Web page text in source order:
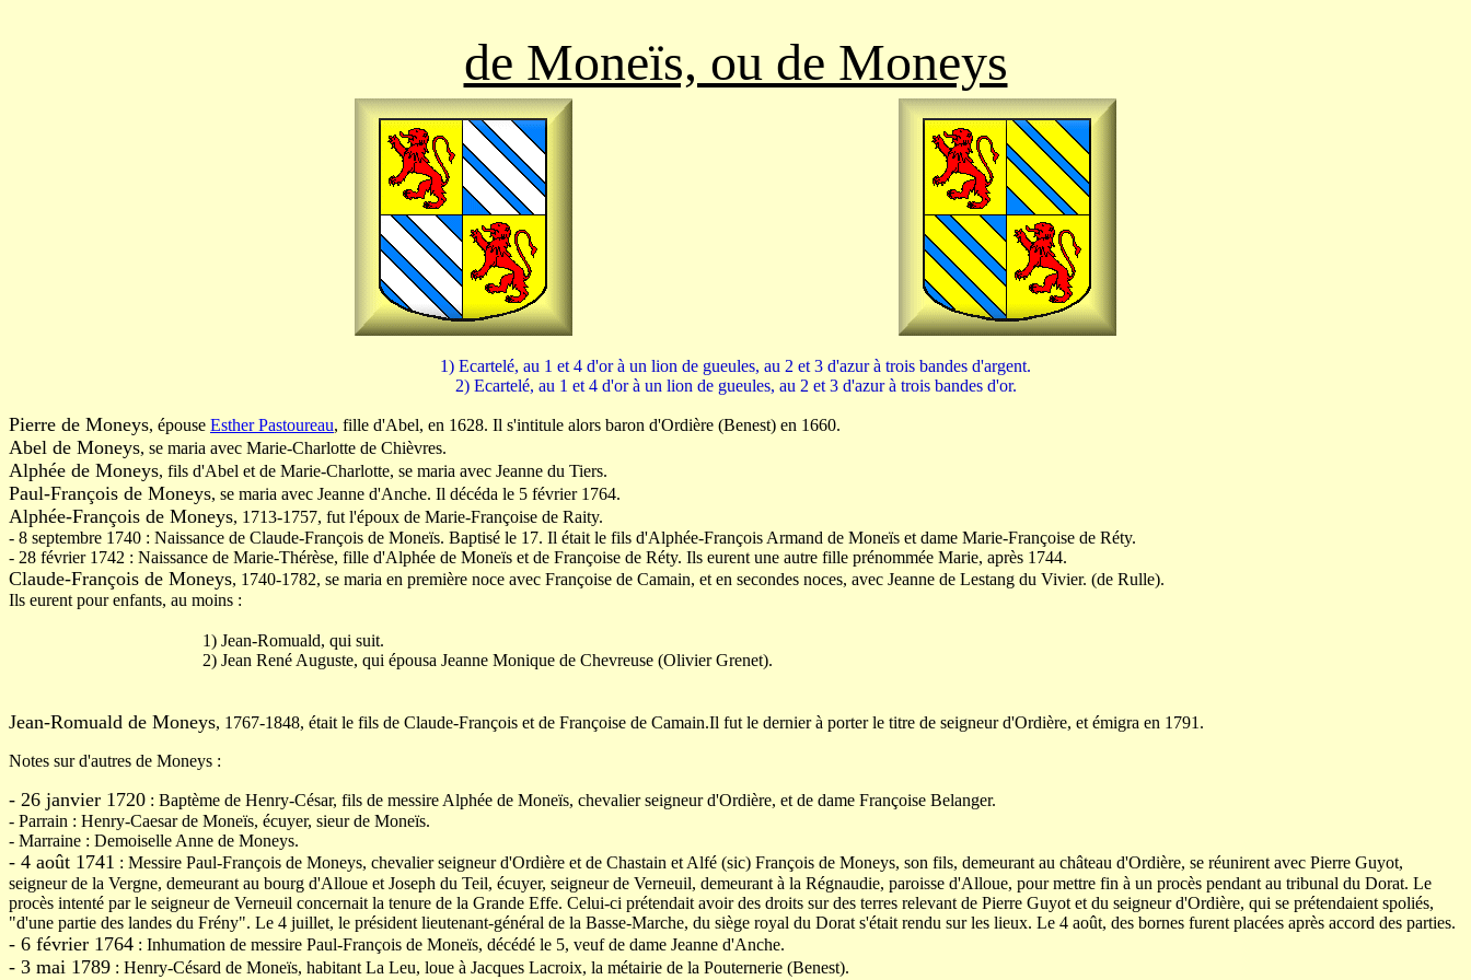
de Moneïs, ou de Moneys
1) Ecartelé, au 1 et 4 d'or à un lion de gueules, au 2 et 3 d'azur à trois bandes d'argent.
2) Ecartelé, au 1 et 4 d'or à un lion de gueules, au 2 et 3 d'azur à trois bandes d'or.
Pierre de Moneys, épouse Esther Pastoureau, fille d'Abel, en 1628. Il s'intitule alors baron d'Ordière (Benest) en 1660.
Abel de Moneys, se maria avec Marie-Charlotte de Chièvres.
Alphée de Moneys, fils d'Abel et de Marie-Charlotte, se maria avec Jeanne du Tiers.
Paul-François de Moneys, se maria avec Jeanne d'Anche. Il décéda le 5 février 1764.
Alphée-François de Moneys, 1713-1757, fut l'époux de Marie-Françoise de Raity.
- 8 septembre 1740 : Naissance de Claude-François de Moneïs. Baptisé le 17. Il était le fils d'Alphée-François Armand de Moneïs et dame Marie-Françoise de Réty.
- 28 février 1742 : Naissance de Marie-Thérèse, fille d'Alphée de Moneïs et de Françoise de Réty. Ils eurent une autre fille prénommée Marie, après 1744.
Claude-François de Moneys, 1740-1782, se maria en première noce avec Françoise de Camain, et en secondes noces, avec Jeanne de Lestang du Vivier. (de Rulle).
Ils eurent pour enfants, au moins :
1) Jean-Romuald, qui suit.
2) Jean René Auguste, qui épousa Jeanne Monique de Chevreuse (Olivier Grenet).
Jean-Romuald de Moneys, 1767-1848, était le fils de Claude-François et de Françoise de Camain.Il fut le dernier à porter le titre de seigneur d'Ordière, et émigra en 1791.
Notes sur d'autres de Moneys :
- 26 janvier 1720 : Baptème de Henry-César, fils de messire Alphée de Moneïs, chevalier seigneur d'Ordière, et de dame Françoise Belanger.
- Parrain : Henry-Caesar de Moneïs, écuyer, sieur de Moneïs.
- Marraine : Demoiselle Anne de Moneys.
- 4 août 1741 : Messire Paul-François de Moneys, chevalier seigneur d'Ordière et de Chastain et Alfé (sic) François de Moneys, son fils, demeurant au château d'Ordière, se réunirent avec Pierre Guyot,
seigneur de la Vergne, demeurant au bourg d'Alloue et Joseph du Teil, écuyer, seigneur de Verneuil, demeurant à la Régnaudie, paroisse d'Alloue, pour mettre fin à un procès pendant au tribunal du Dorat. Le
procès intenté par le seigneur de Verneuil concernait la tenure de la Grande Effe. Celui-ci prétendait avoir des droits sur des terres relevant de Pierre Guyot et du seigneur d'Ordière, qui se prétendaient spoliés,
"d'une partie des landes du Frény". Le 4 juillet, le président lieutenant-général de la Basse-Marche, du siège royal du Dorat s'était rendu sur les lieux. Le 4 août, des bornes furent placées après accord des parties.
- 6 février 1764 : Inhumation de messire Paul-François de Moneïs, décédé le 5, veuf de dame Jeanne d'Anche.
- 3 mai 1789 : Henry-Césard de Moneïs, habitant La Leu, loue à Jacques Lacroix, la métairie de la Pouternerie (Benest).